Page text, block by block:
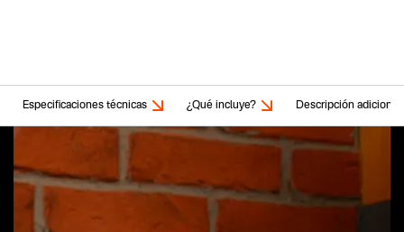
Especificaciones técnicas ¿Qué incluye? Descripción adicional